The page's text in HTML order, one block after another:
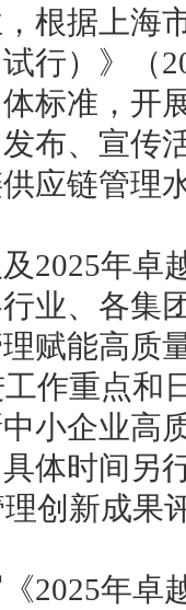
根据上海
行）》（
标准，开
布、宣传
应链管理
及2025年
业、各集
赋能高质
作重点和
小企业高
体时间另
理创新成果
2025年卓